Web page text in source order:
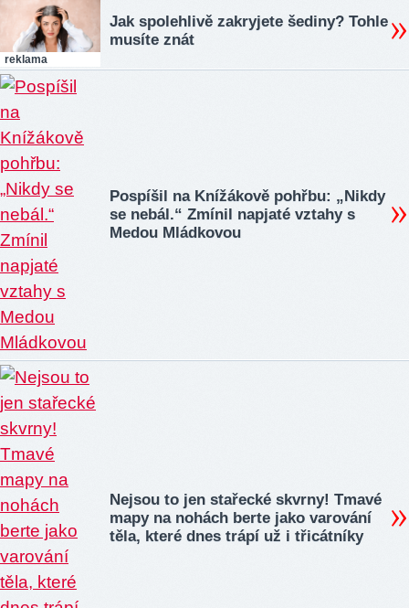
reklama
Jak spolehlivě zakryjete šediny? Tohle
musíte znát
Pospíšil na Knížákově pohřbu: „Nikdy
se nebál.“ Zmínil napjaté vztahy s
Medou Mládkovou
Nejsou to jen stařecké skvrny! Tmavé
mapy na nohách berte jako varování
těla, které dnes trápí už i třicátníky